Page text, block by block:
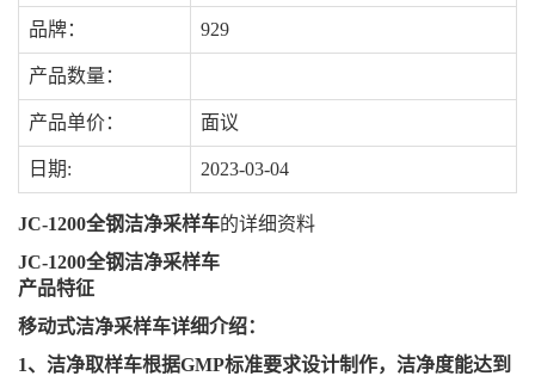
品牌： 929
产品数量：
产品单价： 面议
日期: 2023-03-04
JC-1200全钢洁净采样车的详细资料
JC-1200全钢洁净采样车
产品特征
移动式洁净采样车详细介绍：
1、洁净取样车根据GMP标准要求设计制作，洁净度能达到